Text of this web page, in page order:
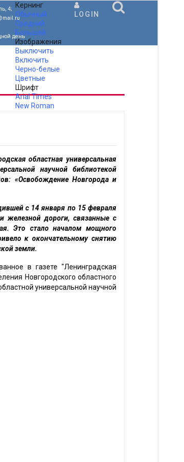
4;
день
Кернинг
Обычный
Средний
Большой
Изображения
Выключить
Включить
Черно-белые
Цветные
Шрифт
ArialTimes
New Roman
LOGIN
областная универсальная
научной библиотекой
«Освобождение Новгорода и
с 14 января по 15 февраля
железной дороги, связанные с
Это стало началом мощного
к окончательному снятию
земли.
в газете "Ленинградская
Новгородского областного
универсальной научной